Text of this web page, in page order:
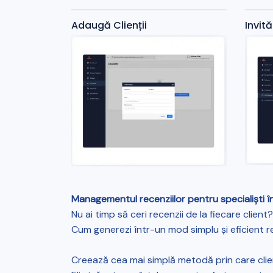
Adaugă Clienții
Managementul recenziilor pentru specialiști
Nu ai timp să ceri recenzii de la fiecare
Cum generezi într-un mod simplu și eficient
Creează cea mai simplă metodă prin care